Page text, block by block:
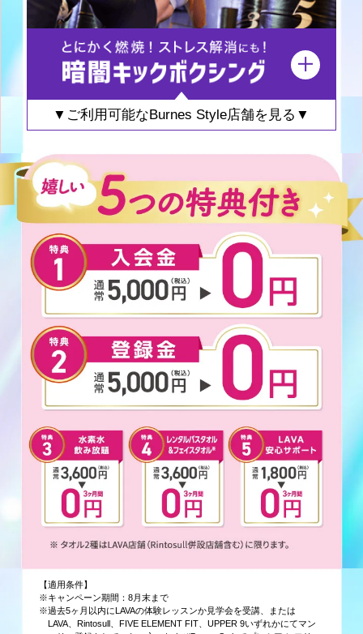
▼ご利用可能なBurnes Style店舗を見る▼
【適用条件】
※キャンペーン期間：8月末まで
※過去5ヶ月以内にLAVAの体験レッスンか見学会を受講、または
LAVA、Rintosull、FIVE ELEMENT FIT、UPPER 9いずれかにてマン